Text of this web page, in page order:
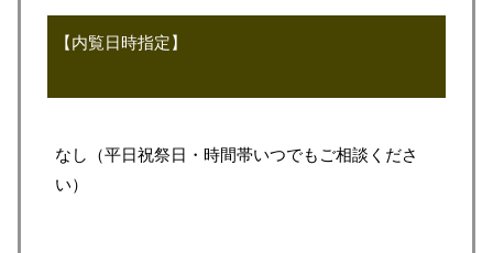
【内覧日時指定】
なし（平日祝祭日・時間帯いつでもご相談くださ
い）